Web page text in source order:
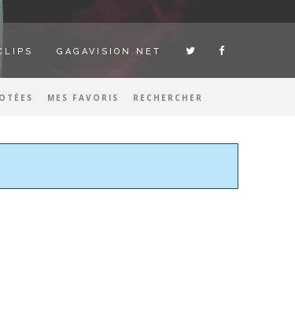
GAGAVISION.NET
MES FAVORIS RECHERCHER